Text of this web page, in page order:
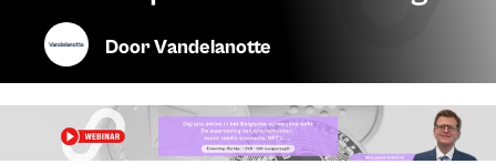
DoorVandelanotte